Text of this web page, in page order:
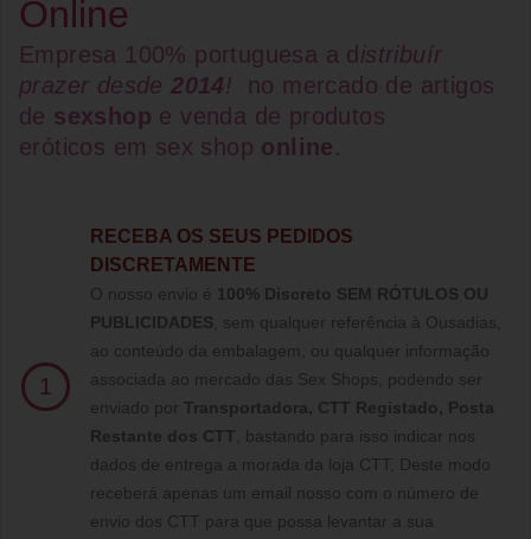
Online
Empresa 100% portuguesa a d istribuír
prazer desde2014!
no mercado de artigos
de sexshop e venda de produtos
eróticos em sex shop online.
1
RECEBA OS SEUS PEDIDOS
DISCRETAMENTE
O nosso envio é 100% Discreto SEM RÓTULOS OU
PUBLICIDADES , sem qualquer referência à Ousadias,
ao conteúdo da embalagem, ou qualquer informação
associada ao mercado das Sex Shops, podendo ser
enviado por Transportadora, CTT Registado, Posta
Restante dos CTT , bastando para isso indicar nos
dados de entrega a morada da loja CTT, Deste modo
receberá apenas um email nosso com o número de
envio dos CTT para que possa levantar a sua